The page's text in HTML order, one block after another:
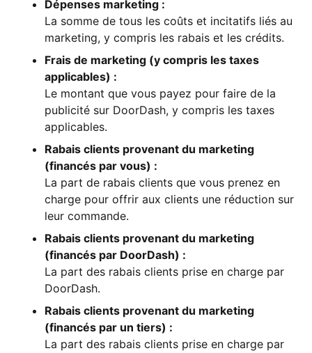
Dépenses marketing :
La somme de tous les coûts et incitatifs liés au
marketing, y compris les rabais et les crédits.
Frais de marketing (y compris les taxes
applicables) :
Le montant que vous payez pour faire de la
publicité sur DoorDash, y compris les taxes
applicables.
Rabais clients provenant du marketing
(financés par vous) :
La part de rabais clients que vous prenez en
charge pour offrir aux clients une réduction sur
leur commande.
Rabais clients provenant du marketing
(financés par DoorDash) :
La part des rabais clients prise en charge par
DoorDash.
Rabais clients provenant du marketing
(financés par un tiers) :
La part des rabais clients prise en charge par